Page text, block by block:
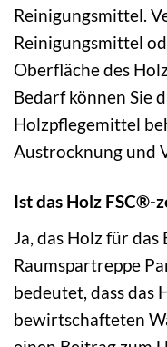
Reinigungsmittel.
Reinigungsmittel
Oberfläche des
Bedarf können Sie
Holzpflegemittel
Austrocknung und
Ist das Holz FSC®-
Ja, das Holz für
Raumspartreppe
bedeutet, dass das
bewirtschafteten